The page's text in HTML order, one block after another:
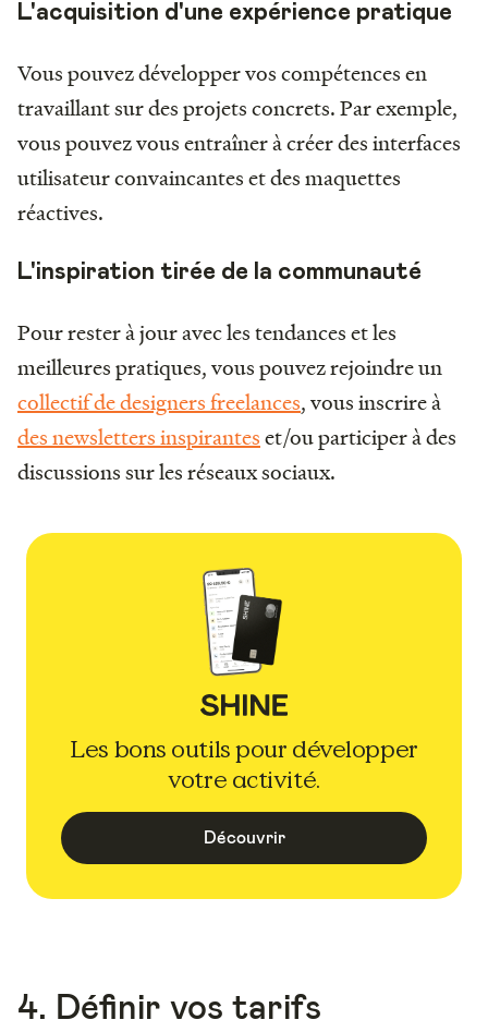
L'acquisition d'une expérience pratique
Vous pouvez développer vos compétences en
travaillant sur des projets concrets. Par exemple,
vous pouvez vous entraîner à créer des interfaces
utilisateur convaincantes et des maquettes
réactives.
L'inspiration tirée de la communauté
Pour rester à jour avec les tendances et les
meilleures pratiques, vous pouvez rejoindre un
collectif de designers freelances, vous inscrire à
des newsletters inspiranteset/ou participer à des
discussions sur les réseaux sociaux.
Les bons outils pour développer
votre activité.
Découvrir
4. Définir vos tarifs